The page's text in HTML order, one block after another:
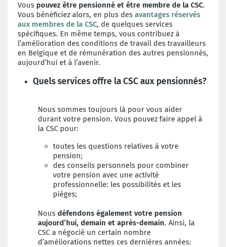
Vous pouvez être pensionné et être membre de la CSC.
Vous bénéficiez alors, en plus des avantages réservés
aux membres de la CSC, de quelques services
spécifiques. En même temps, vous contribuez à
l’amélioration des conditions de travail des travailleurs
en Belgique et de rémunération des autres pensionnés,
aujourd’hui et à l’avenir.
Quels services offre la CSC aux pensionnés?
Nous sommes toujours là pour vous aider
durant votre pension. Vous pouvez faire appel à
la CSC pour:
toutes les questions relatives à votre
pension;
des conseils personnels pour combiner
votre pension avec une activité
professionnelle: les possibilités et les
pièges;
Nous défendons également votre pension
aujourd’hui, demain et après-demain. Ainsi, la
CSC a négocié un certain nombre
d’améliorations nettes ces dernières années: